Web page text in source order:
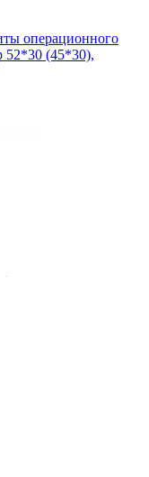
операционного
52*30 (45*30),